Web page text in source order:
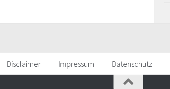
Disclaimer Impressum Datenschutz